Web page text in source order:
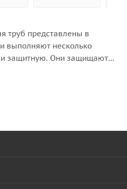
труб представлены в
выполняют несколько
защитную. Они защищают
предметов, пыли